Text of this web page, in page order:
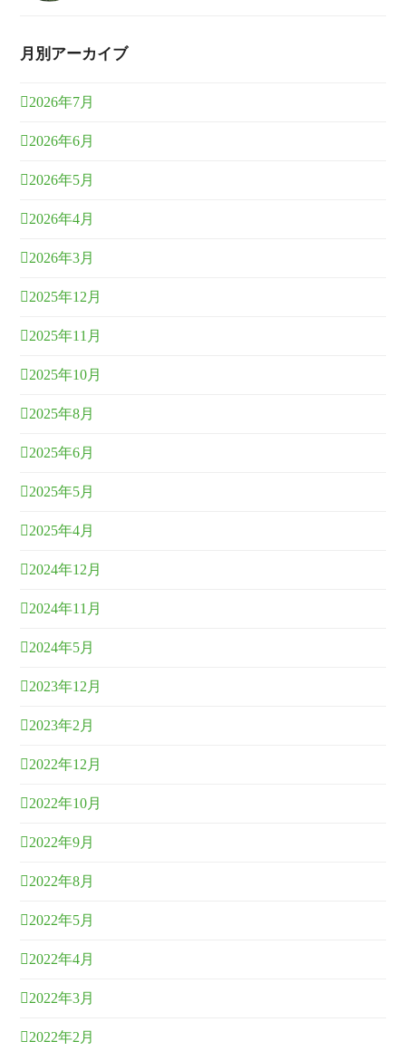
月別アーカイブ
2026年7月
2026年6月
2026年5月
2026年4月
2026年3月
2025年12月
2025年11月
2025年10月
2025年8月
2025年6月
2025年5月
2025年4月
2024年12月
2024年11月
2024年5月
2023年12月
2023年2月
2022年12月
2022年10月
2022年9月
2022年8月
2022年5月
2022年4月
2022年3月
2022年2月